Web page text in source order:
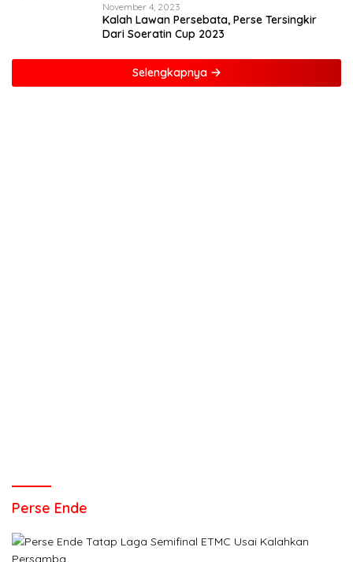
November 4, 2023
Kalah Lawan Persebata, Perse Tersingkir
Dari Soeratin Cup 2023
Selengkapnya
Perse Ende